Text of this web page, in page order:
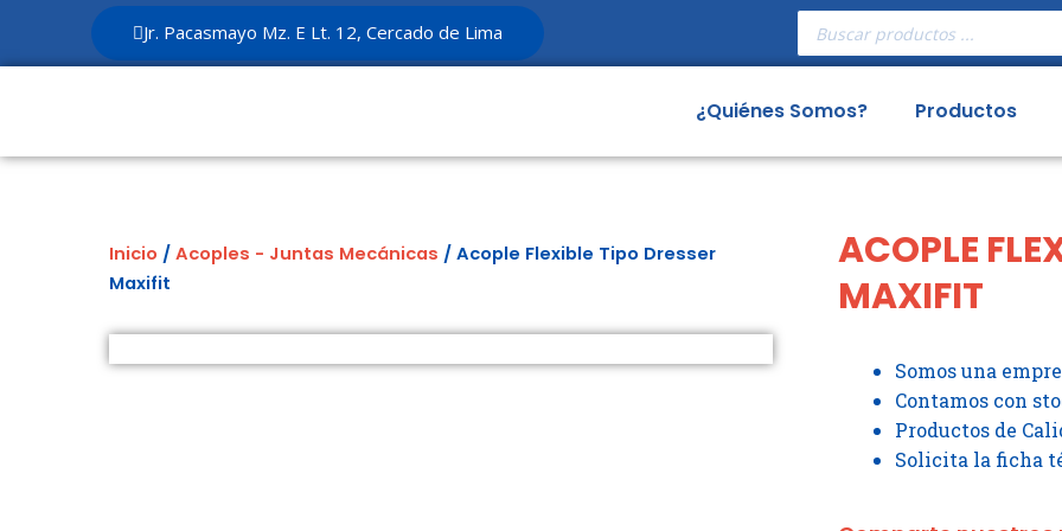
contenido
Jr. Pacasmayo Mz. E Lt. 12, Cercado de Lima
Búsqueda
de
productos
¿Quiénes Somos? Productos
Inicio / Acoples - Juntas Mecánicas / Acople Flexible Tipo Dresser
Maxifit
ACOPLE
MAXIFIT
Somos una
Contamos con
Productos de
Solicita la ficha